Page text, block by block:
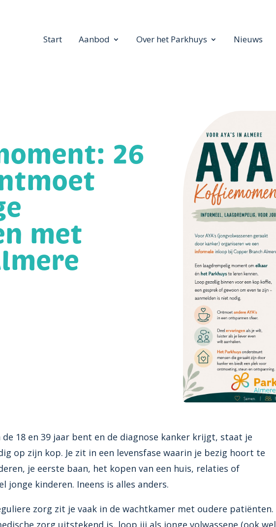
Start Aanbod Over het Parkhuys Nieuws
26
met
de 18 en 39 jaar bent en de diagnose kanker krijgt, staat je
op zijn kop. Je zit in een levensfase waarin je bezig hoort te
je eerste baan, het kopen van een huis, relaties of
jonge kinderen. Ineens is alles anders.
zorg zit je vaak in de wachtkamer met oudere patiënten.
zorg uitstekend is, loop jij als jonge volwassene (ook wel